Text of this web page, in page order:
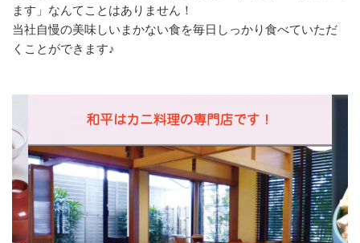
ます」なんてことはありません！
当社自慢の美味しいまかない食を毎日しっかり食べていただ
くことができます♪